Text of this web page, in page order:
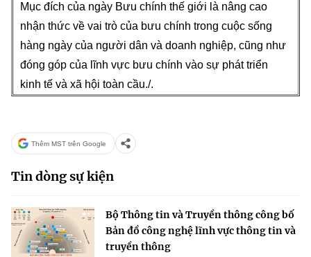
Mục đích của ngày Bưu chính thế giới là nâng cao
nhận thức về vai trò của bưu chính trong cuộc sống
hàng ngày của người dân và doanh nghiệp, cũng như
đóng góp của lĩnh vực bưu chính vào sự phát triển
kinh tế và xã hội toàn cầu./.
Thêm MST trên Google
Tin dòng sự kiện
Bộ Thông tin và Truyền thông công bố
Bản đồ công nghệ lĩnh vực thông tin và
truyền thông